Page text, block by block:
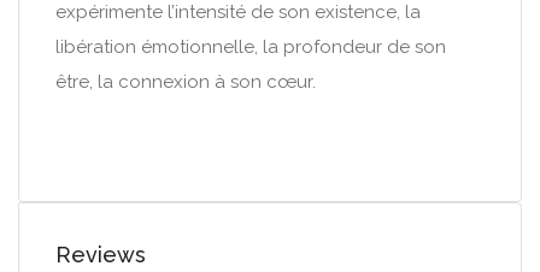
expérimente l’intensité de son existence, la
libération émotionnelle, la profondeur de son
être, la connexion à son cœur.
Reviews